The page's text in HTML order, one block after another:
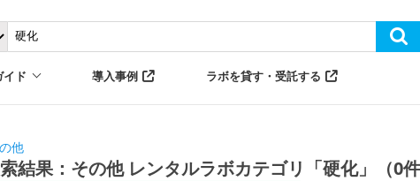
イド 導入事例 ラボを貸す・受託する
他
結果：その他 レンタルラボカテゴリ「硬化」（0件